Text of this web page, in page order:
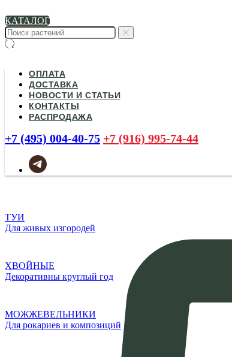
КАТАЛОГ
ОПЛАТА
ДОСТАВКА
НОВОСТИ И СТАТЬИ
КОНТАКТЫ
РАСПРОДАЖА
+7 (495) 004-40-75 +7 (916) 995-74-44
ТУИ
Для живых изгородей
ХВОЙНЫЕ
Декоративны круглый год
МОЖЖЕВЕЛЬНИКИ
Для рокариев и композиций